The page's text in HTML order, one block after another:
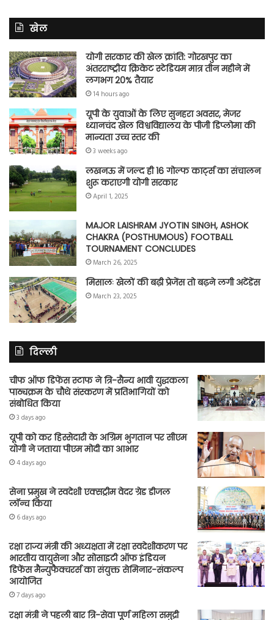
खेल
योगी सरकार की खेल क्रांति: गोरखपुर का
अंतरराष्ट्रीय क्रिकेट स्टेडियम मात्र तीन महीने में
लगभग 20% तैयार
14 hours ago
यूपी के युवाओं के लिए सुनहरा अवसर, मेजर
ध्यानचंद खेल विश्वविद्यालय के पीजी डिप्लोमा की
मान्यता उच्च स्तर की
3 weeks ago
लखनऊ में जल्द ही 16 गोल्फ कार्ट्स का संचालन
शुरू कराएगी योगी सरकार
April 1, 2025
MAJOR LAISHRAM JYOTIN SINGH, ASHOK
CHAKRA (POSTHUMOUS) FOOTBALL
TOURNAMENT CONCLUDES
March 26, 2025
मिसालः खेलों की बढ़ी प्रेजेंस तो बढ़ने लगी अटेंडेंस
March 23, 2025
दिल्ली
चीफ ऑफ डिफेंस स्टाफ ने त्रि-सैन्य भावी युद्धकला
पाठ्यक्रम के चौथे संस्करण में प्रतिभागियों को
संबोधित किया
3 days ago
यूपी को कर हिस्सेदारी के अग्रिम भुगतान पर सीएम
योगी ने जताया पीएम मोदी का आभार
4 days ago
सेना प्रमुख ने स्वदेशी एक्सट्रीम वेदर ग्रेड डीजल
लॉन्च किया
6 days ago
रक्षा राज्य मंत्री की अध्यक्षता में रक्षा स्वदेशीकरण पर
भारतीय वायुसेना और सोसाइटी ऑफ इंडियन
डिफेंस मैन्युफैक्चरर्स का संयुक्त सेमिनार-संकल्प
आयोजित
7 days ago
रक्षा मंत्री ने पहली बार त्रि-सेवा पूर्ण महिला समुद्री